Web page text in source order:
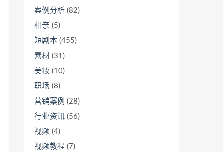
案例分析 (82)
相亲 (5)
短剧本 (455)
素材 (31)
美妆 (10)
职场 (8)
营销案例 (28)
行业资讯 (56)
视频 (4)
视频教程 (7)